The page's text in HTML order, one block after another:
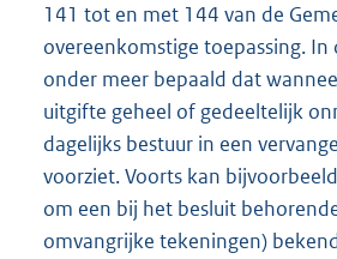
141 tot en met 144 van de
overeenkomstige toepassing. In
onder meer bepaald dat
uitgifte geheel of gedeeltelijk
dagelijks bestuur in een
voorziet. Voorts kan
om een bij het besluit
omvangrijke tekeningen)